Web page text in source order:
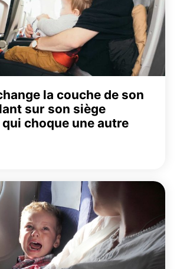
la couche de son
sur son siège
qui choque une autre